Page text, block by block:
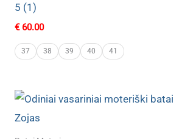
5 (1)
€60.00
37 38 39 40 41